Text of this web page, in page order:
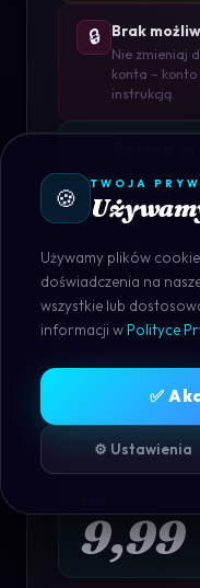
🔒 Brak
Nie zmieniaj
konta –
instrukcją.
wystarczy się
STEAM ·
MY
(STEAM)
9,99
🍪
TWOJA
Używamy plików
doświadczenia na
wszystkie lub
informacji w Polityce
✅
⚙️ Ustawienia